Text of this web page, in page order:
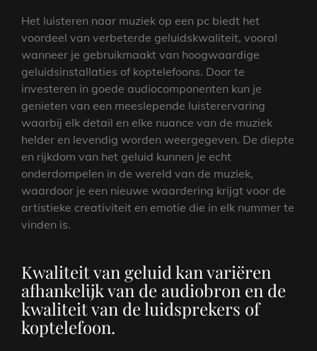
Het luisteren naar muziek op een pc biedt het
voordeel van verbeterde geluidskwaliteit, vooral
wanneer je gebruikmaakt van hoogwaardige
geluidsinstallaties of koptelefoons. Door te
investeren in goede audiocomponenten kun je
genieten van een meeslepende luisterervaring
waarbij elk detail en elke nuance van de muziek
helder en levendig worden weergegeven. De diepte
en rijkdom van het geluid kunnen je echt
onderdompelen in de wereld van de muziek,
waardoor je een nieuwe waardering krijgt voor de
artistieke creativiteit en emotie die in elk nummer te
vinden is.
Kwaliteit van geluid kan variëren
afhankelijk van de audiobron en de
kwaliteit van de luidsprekers of
koptelefoon.